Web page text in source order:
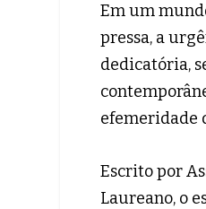
Em um
pressa, a
dedicatória,
efemeridade
Escrito por
Laureano, o